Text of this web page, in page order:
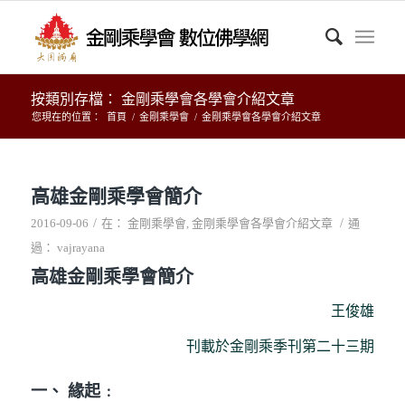
按類別存檔： 金剛乘學會各學會介紹文章
您現在的位置： 首頁 / 金剛乘學會 / 金剛乘學會各學會介紹文章
高雄金剛乘學會簡介
2016-09-06 / 在： 金剛乘學會, 金剛乘學會各學會介紹文章 / 通
過： vajrayana
高雄金剛乘學會簡介
王俊雄
刊載於金剛乘季刊第二十三期
一、 緣起﹕